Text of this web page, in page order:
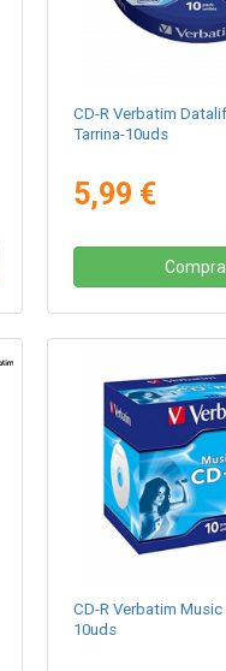
CD-R Verbatim
Tarrina-10uds
5,99 €
CD-R Verbatim Music
10uds